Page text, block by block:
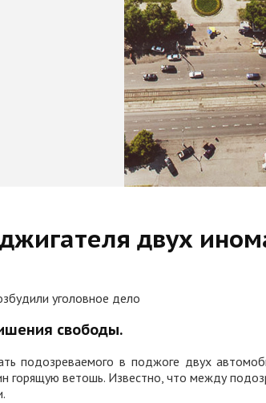
двух
свободы.
подозреваемого в поджоге двух
горящую ветошь. Известно, что между